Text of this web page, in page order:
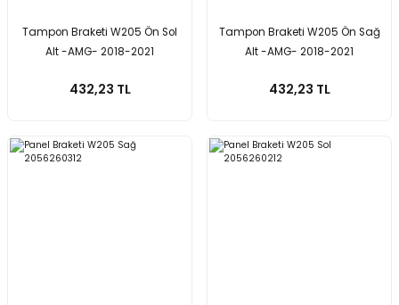
Tampon Braketi W205 Ön Sol
Alt -AMG- 2018-2021
432,23 TL
Tampon Braketi W205 Ön Sağ
Alt -AMG- 2018-2021
432,23 TL